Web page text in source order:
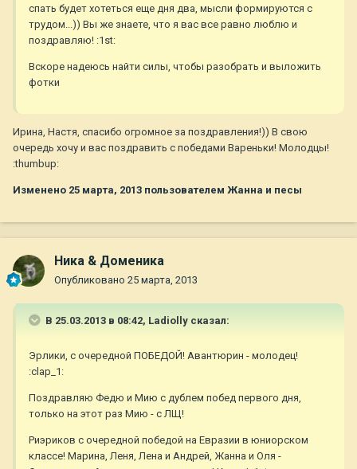
спать будет хотеться еще дня два, мысли формируются с
трудом...)) Вы же знаете, что я вас все равно люблю и
поздравляю! :1st:
Вскоре надеюсь найти силы, чтобы разобрать и выложить
фотки
Ирина, Настя, спасибо огромное за поздравления!)) В свою
очередь хочу и вас поздравить с победами Вареньки! Молодцы!
:thumbup:
Изменено 25 марта, 2013 пользователем Жанна и песы
Ника & Доменика
Опубликовано 25 марта, 2013
В 25.03.2013 в 08:42, Ladiolly сказал:
Эрлики, с очередной ПОБЕДОЙ! Авантюрин - молодец!
:clap_1:
Поздравляю Федю и Мию с дублем побед первого дня,
только на этот раз Мию - с ЛЩ!
Риэриков с очередной победой на Евразии в юниорском
классе! Марина, Леня, Лена и Андрей, Жанна и Оля -